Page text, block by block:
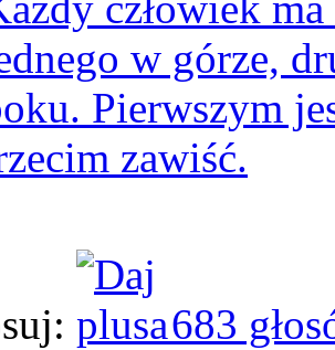
w górze,
Pierwszym
zawiść.
683